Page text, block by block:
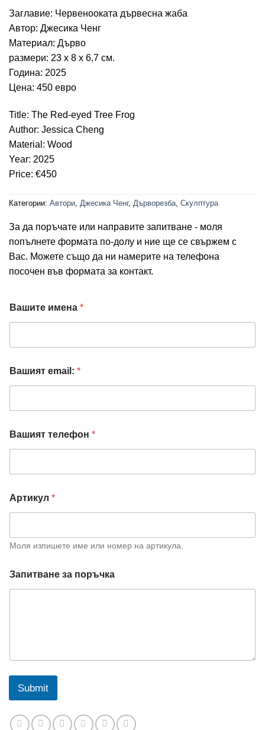
Заглавие: Червенооката дървесна жаба
Автор: Джесика Ченг
Материал: Дърво
размери: 23 х 8 х 6,7 см.
Година: 2025
Цена: 450 евро
Title: The Red-eyed Tree Frog
Author: Jessica Cheng
Material: Wood
Year: 2025
Price: €450
Категории: Автори Джесика Ченг, Дърворезба Скулптура
За да поръчате или направите запитване - моля
попълнете формата по-долу и ние ще се свържем с
Вас. Можете също да ни намерите на телефона
посочен във формата за контакт.
*Вашите имена *
Вашият email: *
Вашият телефон *
Артикул *
Моля изпишете име или номер на артикула.
Запитване за поръчка
Submit